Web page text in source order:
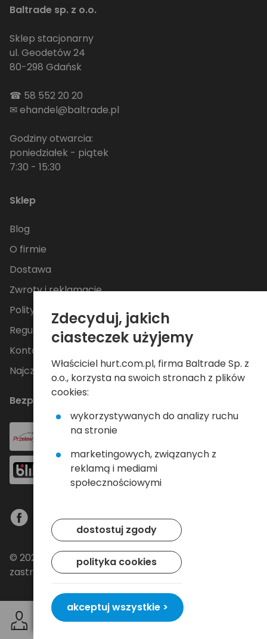
Baltrade sp. z o.o.
Sklep stacjonarny
ul. Geodetów 24
80-298 Gdańsk
☎ 58 552 20 20
✉ehandel@baltrade.pl
Godziny otwarcia:
poniedziałek - piątek
7:30 - 15:30
Sklep
Blog
O firmie
Dostawa
Zwroty i reklamacje
Polityka Prywatności
Regulamin
Kontakt
Najczęściej zadawane pytania
Bezpieczne płatności
© 2024 Baltrade sp. z o.o. - Wszelkie prawa
zastrzeżone.
Zdecyduj, jakich
ciasteczek użyjemy
Właściciel hurt.com.pl, firma Baltrade Sp. z
o.o., korzysta na swoich stronach z plików
cookies:
wykorzystywanych do analizy ruchu
na stronie
marketingowych, związanych z
reklamą i mediami
społecznościowymi
dostostuj zgody
polityka cookies
akceptuj wszystkie >